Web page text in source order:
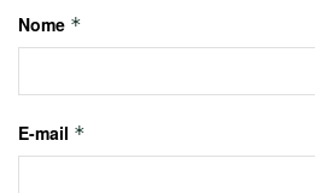
Nome *
E-mail *